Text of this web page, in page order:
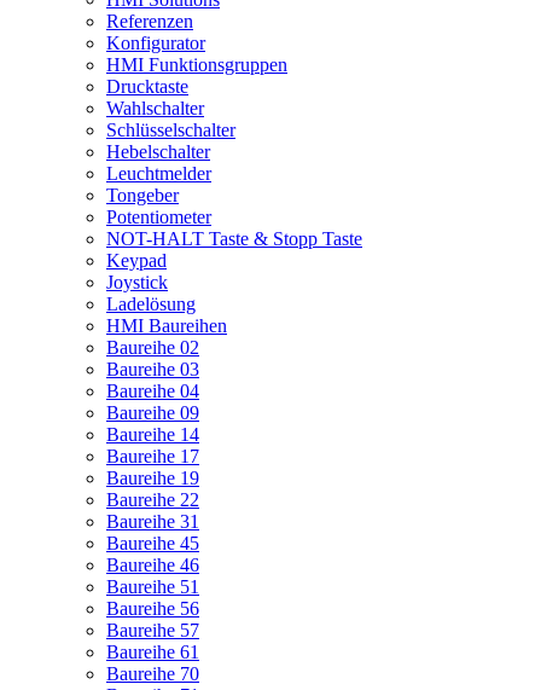
Referenzen
Konfigurator
HMI Funktionsgruppen
Drucktaste
Wahlschalter
Schlüsselschalter
Hebelschalter
Leuchtmelder
Tongeber
Potentiometer
NOT-HALT Taste & Stopp Taste
Keypad
Joystick
Ladelösung
HMI Baureihen
Baureihe 02
Baureihe 03
Baureihe 04
Baureihe 09
Baureihe 14
Baureihe 17
Baureihe 19
Baureihe 22
Baureihe 31
Baureihe 45
Baureihe 46
Baureihe 51
Baureihe 56
Baureihe 57
Baureihe 61
Baureihe 70